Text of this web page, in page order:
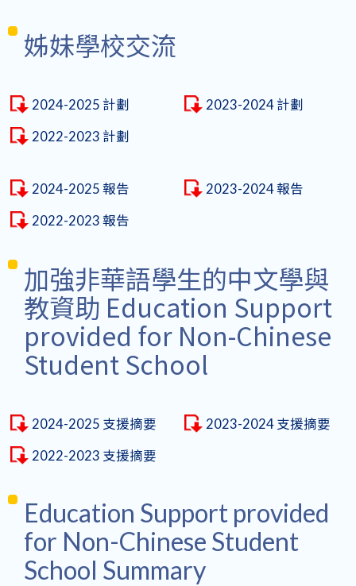
姊妹學校交流
2024-2025 計劃
2023-2024 計劃
2022-2023 計劃
2024-2025 報告
2023-2024 報告
2022-2023 報告
加強非華語學生的中文學與
教資助 Education Support
provided for Non-Chinese
Student School
2024-2025 支援摘要
2023-2024 支援摘要
2022-2023 支援摘要
Education Support provided
for Non-Chinese Student
School Summary